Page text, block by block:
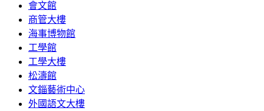
會文館
商管大樓
海事博物館
工學館
工學大樓
松濤館
文錙藝術中心
外國語文大樓